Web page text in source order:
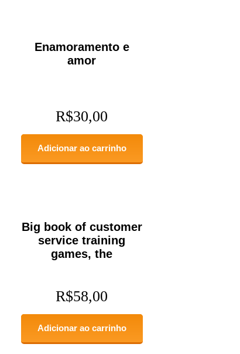
Enamoramento e
amor
R$30,00
Adicionar ao carrinho
Big book of customer
service training
games, the
R$58,00
Adicionar ao carrinho